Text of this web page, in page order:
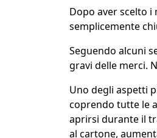
Dopo aver scelto
semplicemente
Seguendo alcuni
gravi delle merci.
Uno degli aspetti
coprendo tutte le
aprirsi durante il
al cartone,